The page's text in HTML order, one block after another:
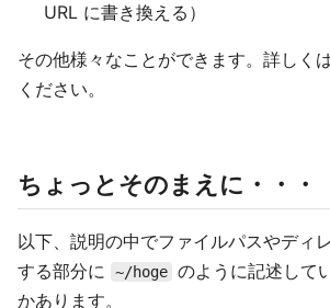
URL に書き換える）
その他様々なことができます。詳しく
ください。
ちょっとそのまえに・・・
以下、説明の中でファイルパスやディ
する部分に
~/hoge のように記述して
かあります。